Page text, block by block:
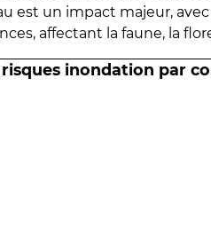
est un impact majeur,
affectant la faune, la
inondation par